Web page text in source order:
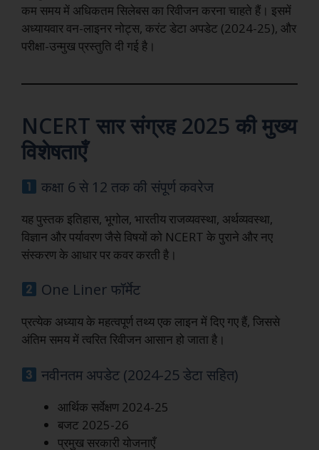
कम समय में अधिकतम सिलेबस का रिवीजन करना चाहते हैं। इसमें
अध्यायवार वन-लाइनर नोट्स, करंट डेटा अपडेट (2024-25), और
परीक्षा-उन्मुख प्रस्तुति दी गई है।
NCERT सार संग्रह 2025 की मुख्य
विशेषताएँ
कक्षा 6 से 12 तक की संपूर्ण कवरेज
यह पुस्तक इतिहास, भूगोल, भारतीय राजव्यवस्था, अर्थव्यवस्था,
विज्ञान और पर्यावरण जैसे विषयों को NCERT के पुराने और नए
संस्करण के आधार पर कवर करती है।
One Liner फॉर्मेट
प्रत्येक अध्याय के महत्वपूर्ण तथ्य एक लाइन में दिए गए हैं, जिससे
अंतिम समय में त्वरित रिवीजन आसान हो जाता है।
नवीनतम अपडेट (2024-25 डेटा सहित)
आर्थिक सर्वेक्षण 2024-25
बजट 2025-26
प्रमुख सरकारी योजनाएँ